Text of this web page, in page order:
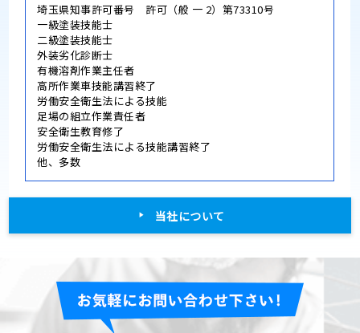
埼玉県知事許可番号 許可（般 一 2）第73310号
一級塗装技能士
二級塗装技能士
外装劣化診断士
有機溶剤作業主任者
高所作業車技能講習終了
労働安全衛生法による技能
足場の組立作業責任者
安全衛生教育修了
労働安全衛生法による技能講習終了
他、多数
当社について